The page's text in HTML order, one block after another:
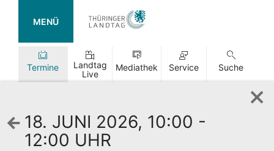
MENÜ
Termine
Zurück
Wochenansicht
18. JUNI 2026, 10:00 -
12:00 UHR
Landtag
Live
Mediathek Service Suche